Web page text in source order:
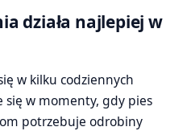
działa najlepiej w
w kilku codziennych
się w momenty, gdy pies
potrzebuje odrobiny